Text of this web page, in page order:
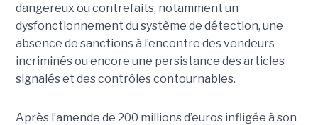
dangereux ou contrefaits, notamment un
dysfonctionnement du système de détection, une
absence de sanctions à l’encontre des vendeurs
incriminés ou encore une persistance des articles
signalés et des contrôles contournables.
Après l’amende de 200 millions d’euros infligée à son